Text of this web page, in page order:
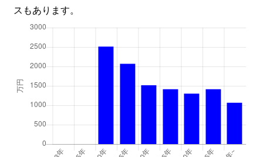
スもあります。